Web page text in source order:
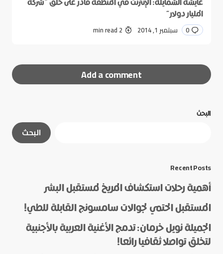
المليار دولار”
0 سبتمبر 1, 2014 2 min read
Add a comment
الحقول الإلزامية
البحث
البحث
Recent Posts
أهمية رحلات استكشاف المريخ لمستقبل البشر
المستقبل الحتمي لجوالات سامسونج القابلة للطي!
الجميلة نويل خرمان: تدمج الأغنية العربية بالأجنبية
لتخلق تواصلا ثقافيا رائعا!